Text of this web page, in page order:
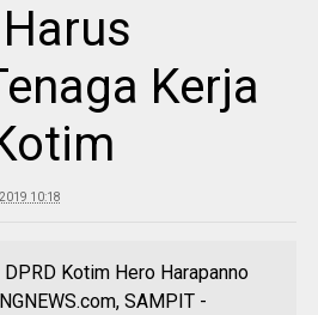
Kerja
10:18
Kotim Hero Harapanno
SAMPIT -